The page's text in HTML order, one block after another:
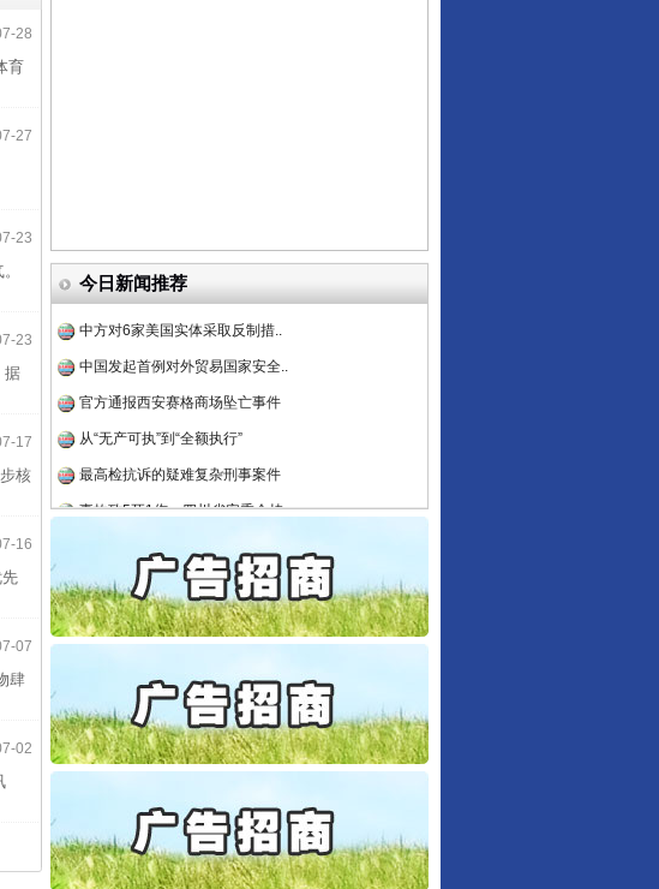
28
育
27
23
23
据
17
核
16
07
肆
02
今日新闻推荐
四川省公安厅征集新型黑恶违法..
中国发起首例对外贸易国家安全..
官方通报西安赛格商场坠亡事件
从“无产可执”到“全额执行”
最高检抗诉的疑难复杂刑事案件
事故致5死1伤，四川省安委会挂..
近期涉私家车群死群伤事故多发..
半生相守，一别两宽：这场老年..
一纸欠条伤亲情 巡回调解促和..
26万保费，离婚时为何要分走一..
传销头目出狱后办书院暴力管教..
四川省公安厅征集新型黑恶违法..
中方对6家美国实体采取反制措..
中国发起首例对外贸易国家安全..
官方通报西安赛格商场坠亡事件
从“无产可执”到“全额执行”